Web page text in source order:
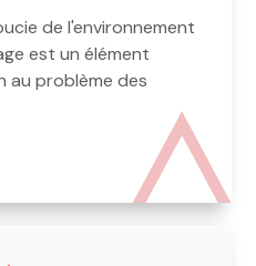
de l'environnement
est un élément
au problème des